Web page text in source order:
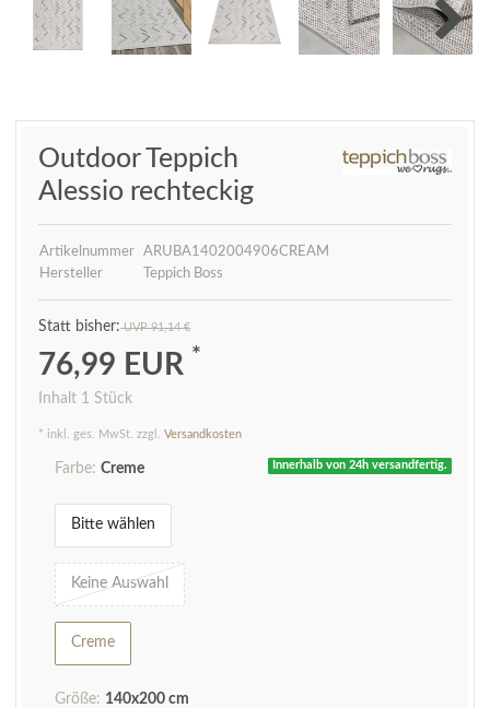
Outdoor Teppich
Alessio rechteckig
Artikelnummer
ARUBA1402004906CREAM
Hersteller
Teppich Boss
UVP 91,14 €
76,99 EUR *
Inhalt 1 Stück
* inkl. ges. MwSt. zzgl. Versandkosten
Innerhalb von 24h versandfertig.
Farbe: Creme
Bitte wählen
Keine Auswahl
Creme
Größe: 140x200 cm